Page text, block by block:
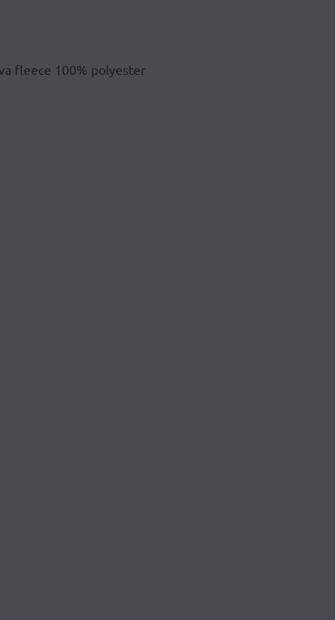
fleece 100% polyester